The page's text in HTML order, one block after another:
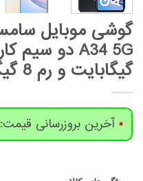
گیگابایت و رم 8 گیگابایت
آخرین بروزرسانی قیمت: 1 روز پیش